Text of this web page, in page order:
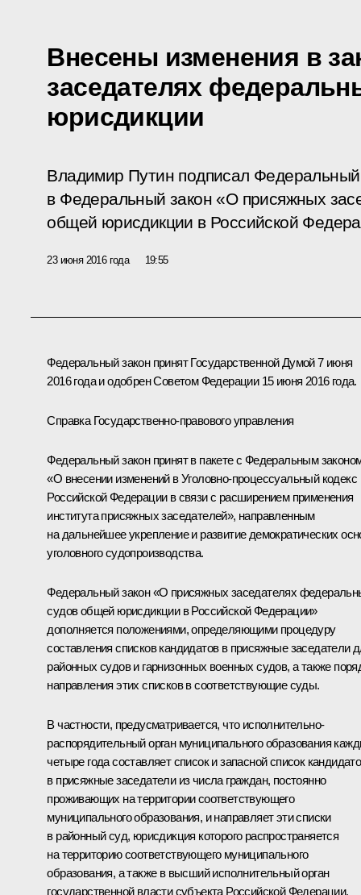
Внесены изменения в
заседателях
юрисдикции
Владимир Путин подписал
в Федеральный закон «О присяжных
общей юрисдикции в Российской
23 июня 2016 года 19:55
Федеральный закон принят Государственной Думой 7 июня
2016 года и одобрен Советом Федерации 15 июня 2016 года.
Справка Государственно-правового управления
Федеральный закон принят в пакете с Федеральным
«О внесении изменений в Уголовно-процессуальный кодекс
Российской Федерации в связи с расширением применения
института присяжных заседателей», направленным
на дальнейшее укрепление и развитие демократических
уголовного судопроизводства.
Федеральный закон «О присяжных заседателях
судов общей юрисдикции в Российской Федерации»
дополняется положениями, определяющими процедуру
составления списков кандидатов в присяжные заседатели
районных судов и гарнизонных военных судов, а также
направления этих списков в соответствующие суды.
В частности, предусматривается, что исполнительно-
распорядительный орган муниципального образования
четыре года составляет список и запасной список
в присяжные заседатели из числа граждан, постоянно
проживающих на территории соответствующего
муниципального образования, и направляет эти списки
в районный суд, юрисдикция которого распространяется
на территорию соответствующего муниципального
образования, а также в высший исполнительный орган
государственной власти субъекта Российской Федерации.